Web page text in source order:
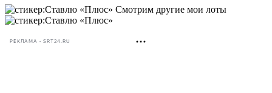
Смотрим другие мои лоты
РЕКЛАМА • SRT24.RU